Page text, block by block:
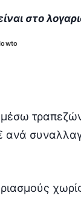
στο
μέσω
ανά